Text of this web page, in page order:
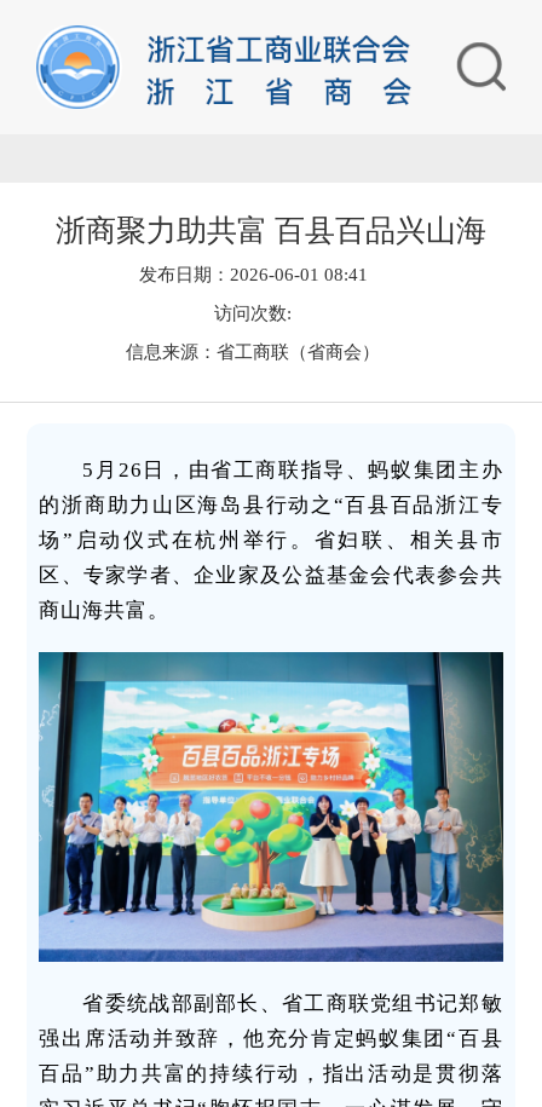
浙商聚力助共富 百县百品兴山海
发布日期：2026-06-01 08:41
访问次数:
信息来源：省工商联（省商会）
5月26日，由省工商联指导、蚂蚁集团主办
的浙商助力山区海岛县行动之“百县百品浙江专
场”启动仪式在杭州举行。省妇联、相关县市
区、专家学者、企业家及公益基金会代表参会共
商山海共富。
省委统战部副部长、省工商联党组书记郑敏
强出席活动并致辞，他充分肯定蚂蚁集团“百县
百品”助力共富的持续行动，指出活动是贯彻落